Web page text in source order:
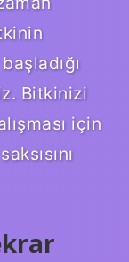
Bitkinizi
için